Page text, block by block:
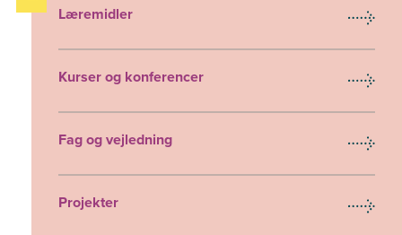
Læremidler
Kurser og konferencer
Fag og vejledning
Projekter